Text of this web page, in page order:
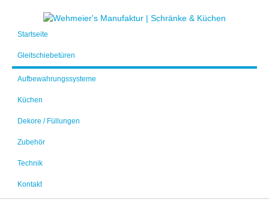
Startseite
Gleitschiebetüren
Aufbewahrungssysteme
Küchen
Dekore / Füllungen
Zubehör
Technik
Kontakt